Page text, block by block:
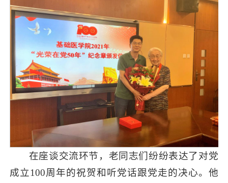
在座谈交流环节，老同志们纷纷表达了对党
成立100周年的祝贺和听党话跟党走的决心。他